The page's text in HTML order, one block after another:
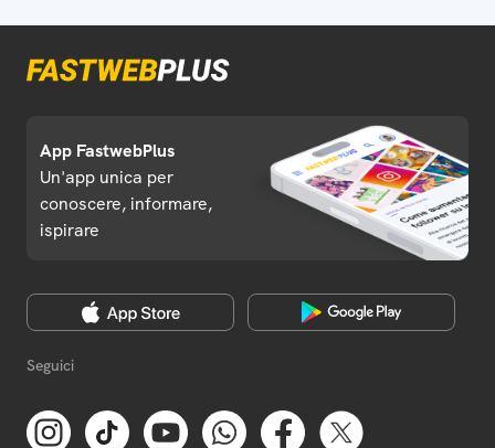
App FastwebPlus
Un'app unica per
conoscere, informare,
ispirare
Seguici